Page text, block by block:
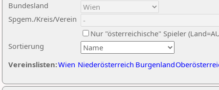
Sortierung
Bundesland
Spgem./Kreis/Verein
Nur "österreichische" Spieler
Vereinslisten:Wien Niederösterreich Burgenland